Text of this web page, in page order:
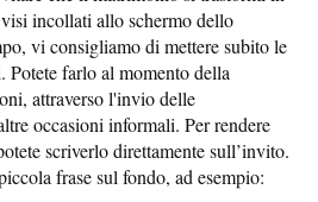
incollati allo schermo dello
vi consigliamo di mettere subito le
farlo al momento della
attraverso l'invio delle
occasioni informali. Per rendere
scriverlo direttamente sull’invito.
frase sul fondo, ad esempio: